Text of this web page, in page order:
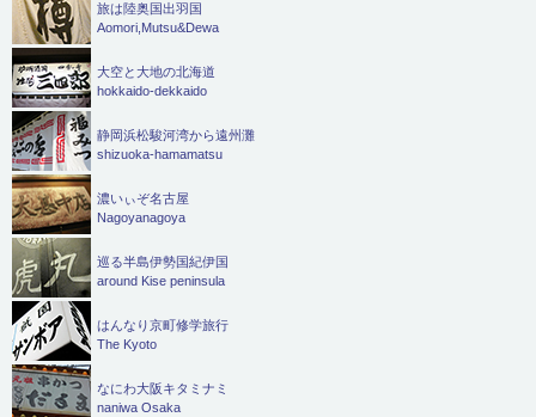
旅は陸奥国出羽国
Aomori,Mutsu&Dewa
大空と大地の北海道
hokkaido-dekkaido
静岡浜松駿河湾から遠州灘
shizuoka-hamamatsu
濃いぃぞ名古屋
Nagoyanagoya
巡る半島伊勢国紀伊国
around Kise peninsula
はんなり京町修学旅行
The Kyoto
なにわ大阪キタミナミ
naniwa Osaka